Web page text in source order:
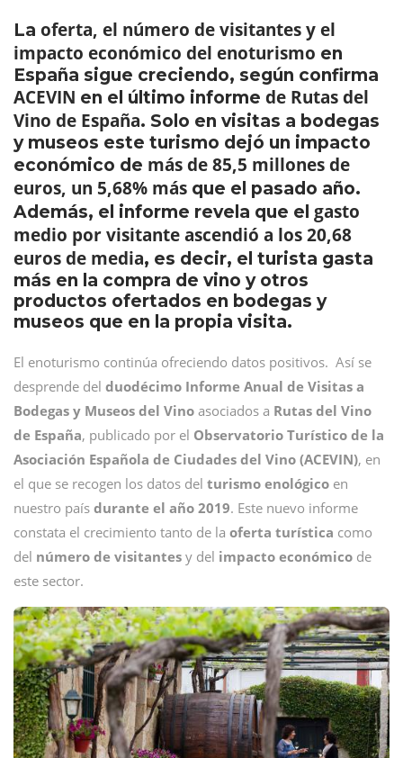
La oferta, el número de visitantes y el
impacto económico del enoturismo en
España sigue creciendo, según confirma
ACEVIN en el último informe de Rutas del
Vino de España. Solo en visitas a bodegas
y museos este turismo dejó un impacto
económico de más de 85,5 millones de
euros, un 5,68% más que el pasado año.
Además, el informe revela que el gasto
medio por visitante ascendió a los 20,68
euros de media, es decir, el turista gasta
más en la compra de vino y otros
productos ofertados en bodegas y
museos que en la propia visita.
El enoturismo continúa ofreciendo datos positivos. Así se
desprende del duodécimo Informe Anual de Visitas a
Bodegas y Museos del Vino asociados a Rutas del Vino
de España, publicado por el Observatorio Turístico de la
Asociación Española de Ciudades del Vino (ACEVIN), en
el que se recogen los datos del turismo enológico en
nuestro país durante el año 2019. Este nuevo informe
constata el crecimiento tanto de la oferta turística como
del número de visitantes y del impacto económico de
este sector.